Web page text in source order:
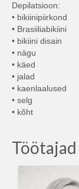
Depilatsioon:
• bikiinipiirkond
• Brasiiliabikiini
• bikiini disain
• nägu
• käed
• jalad
• kaenlaalused
• selg
• kõht
Töötajad